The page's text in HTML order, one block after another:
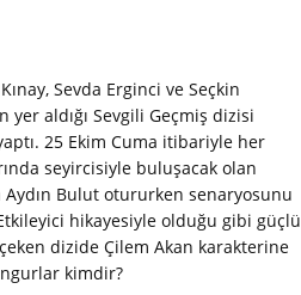
Sevda Erginci ve Seçkin
aldığı Sevgili Geçmiş dizisi
25 Ekim Cuma itibariyle her
seyircisiyle buluşacak olan
Bulut otururken senaryosunu
hikayesiyle olduğu gibi güçlü
dizide Çilem Akan karakterine
kimdir?